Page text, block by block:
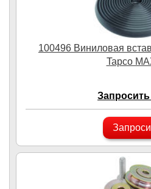
100496 Виниловая
Tapco